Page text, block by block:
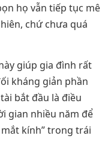
họ vẫn tiếp tục mê
chứ chưa quá
giúp gia đình rất
kháng giản phần
bắt đầu là điều
gian nhiều năm để
kính” trong trái